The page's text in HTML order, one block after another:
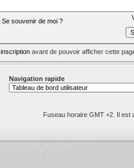
Se souvenir de moi ?
inscriptionavant de pouvoir afficher cette
Navigation rapide
Fuseau horaire GMT +2. Il est